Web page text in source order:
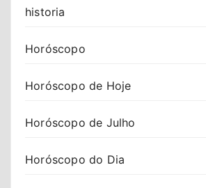
historia
Horóscopo
Horóscopo de Hoje
Horóscopo de Julho
Horóscopo do Dia